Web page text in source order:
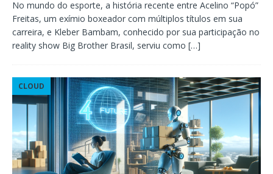
No mundo do esporte, a história recente entre Acelino “Popó”
Freitas, um exímio boxeador com múltiplos títulos em sua
carreira, e Kleber Bambam, conhecido por sua participação no
reality show Big Brother Brasil, serviu como […]
CLOUD